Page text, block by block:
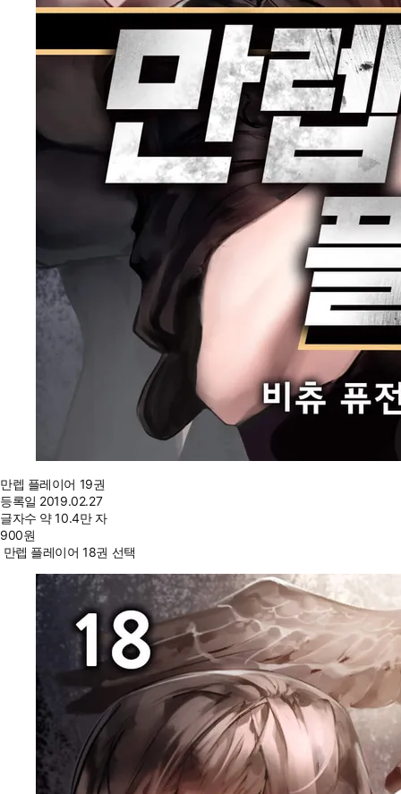
만렙 플레이어 19권
등록일 2019.02.27
글자수 약 10.4만 자
900원
만렙 플레이어 18권 선택